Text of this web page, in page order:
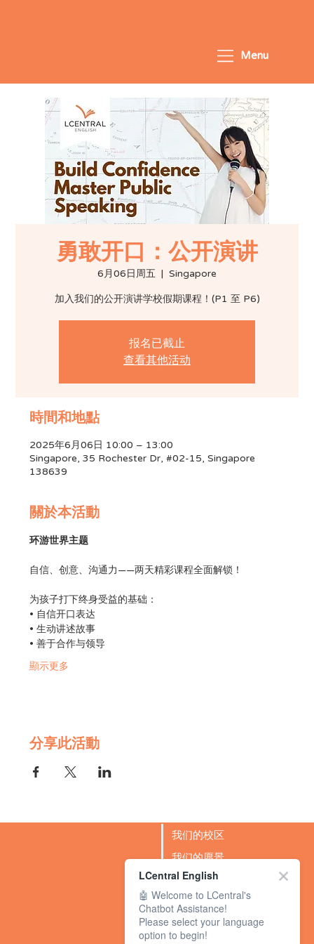
Menu
勇敢开口：公开演讲
6月06日周五
  |
Singapore
加入我们的公开演讲学校假期课程！(P1 至 P6)
报名已截止
查看其他活动
時間和地點
2025年6月06日 10:00 – 13:00
Singapore, 35 Rochester Dr, #02-15, Singapore
138639
關於本活動
环游世界主题
自信、创意、沟通力——两天精彩课程全面解锁！
为孩子打下终身受益的基础：
• 自信开口表达
• 生动讲述故事
• 善于合作与领导
顯示更多
分享此活動
我们的校区
我们的愿景
成功故事
BLOG
LCentral English
🤖 Welcome to LCentral's
Chatbot Assistance!
Please select your language
option to begin!